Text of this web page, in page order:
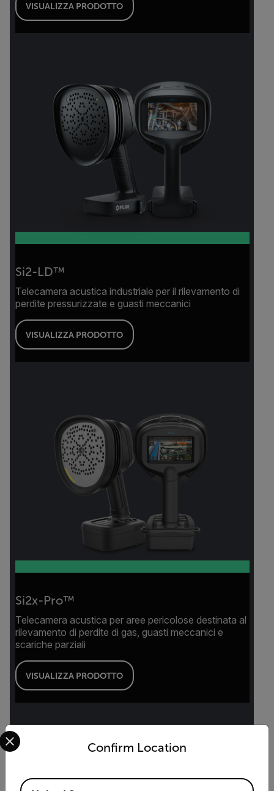
VISUALIZZA PRODOTTO
Si2-LD™
Telecamera acustica industriale per il rilevamento di
perdite pressurizzate e guasti meccanici
VISUALIZZA PRODOTTO
Si2x-Pro™
Telecamera acustica per aree pericolose destinata al
rilevamento di perdite di gas, guasti meccanici e
scariche parziali
VISUALIZZA PRODOTTO
Confirm Location
Select your preferred country and language from the
Available Locations